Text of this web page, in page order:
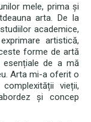
mele, prima și
arta. De la
academice,
artistică,
forme de artă
de a mă
Arta mi-a oferit o
vieții,
și concep